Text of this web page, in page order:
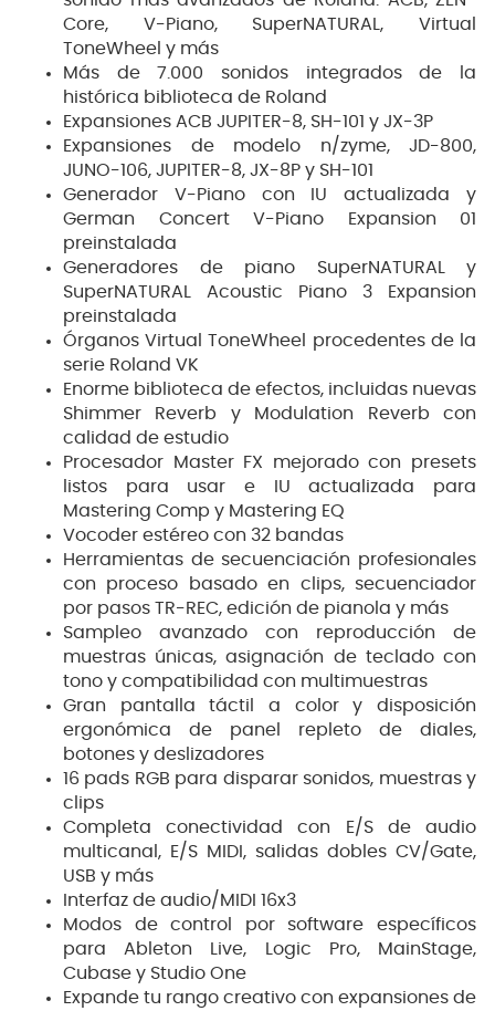
Core, V-Piano, SuperNATURAL, Virtual
ToneWheel y más
Más de 7.000 sonidos integrados de la
histórica biblioteca de Roland
Expansiones ACB JUPITER-8, SH-101 y JX-3P
Expansiones de modelo n/zyme, JD-800,
JUNO-106, JUPITER-8, JX-8P y SH-101
Generador V-Piano con IU actualizada y
German Concert V-Piano Expansion 01
preinstalada
Generadores de piano SuperNATURAL y
SuperNATURAL Acoustic Piano 3 Expansion
preinstalada
Órganos Virtual ToneWheel procedentes de la
serie Roland VK
Enorme biblioteca de efectos, incluidas nuevas
Shimmer Reverb y Modulation Reverb con
calidad de estudio
Procesador Master FX mejorado con presets
listos para usar e IU actualizada para
Mastering Comp y Mastering EQ
Vocoder estéreo con 32 bandas
Herramientas de secuenciación profesionales
con proceso basado en clips, secuenciador
por pasos TR-REC, edición de pianola y más
Sampleo avanzado con reproducción de
muestras únicas, asignación de teclado con
tono y compatibilidad con multimuestras
Gran pantalla táctil a color y disposición
ergonómica de panel repleto de diales,
botones y deslizadores
16 pads RGB para disparar sonidos, muestras y
clips
Completa conectividad con E/S de audio
multicanal, E/S MIDI, salidas dobles CV/Gate,
USB y más
Interfaz de audio/MIDI 16x3
Modos de control por software específicos
para Ableton Live, Logic Pro, MainStage,
Cubase y Studio One
Expande tu rango creativo con expansiones de